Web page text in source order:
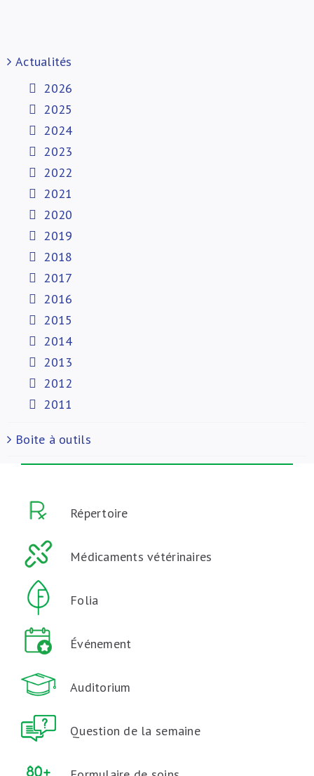
Actualités
2026
2025
2024
2023
2022
2021
2020
2019
2018
2017
2016
2015
2014
2013
2012
2011
Boite à outils
Répertoire
Médicaments vétérinaires
Folia
Événement
Auditorium
Question de la semaine